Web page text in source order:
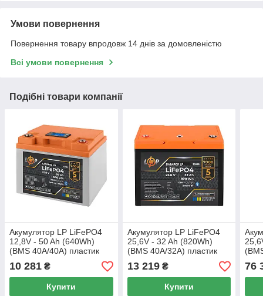
Умови повернення
Повернення товару впродовж 14 днів за домовленістю
Всі умови повернення
Подібні товари компанії
Акумулятор LP LiFePO4
12,8V - 50 Ah (640Wh)
(BMS 40A/40А) пластик
LCD Smart BT
10 281 ₴
Купити
Акумулятор LP LiFePO4
25,6V - 32 Ah (820Wh)
(BMS 40A/32А) пластик
Smart BT
13 219₴
Купити
76